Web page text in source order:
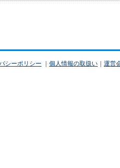
シーポリシー ｜ 個人情報の取扱い ｜ 運営